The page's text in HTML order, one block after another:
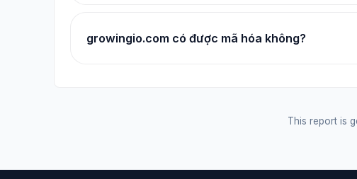
growingio.com có được mã hóa không?
This report is